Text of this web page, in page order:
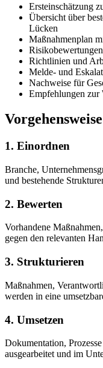
Ersteinschätzung
Übersicht über
Lücken
Maßnahmenplan
Richtlinien und
Melde- und
Nachweise für
Empfehlungen zur
Vorgehensweise
1. Einordnen
Branche,
und bestehende
2. Bewerten
Vorhandene
gegen den relevanten
3. Strukturieren
Maßnahmen,
werden in eine
4. Umsetzen
Dokumentation,
ausgearbeitet und im